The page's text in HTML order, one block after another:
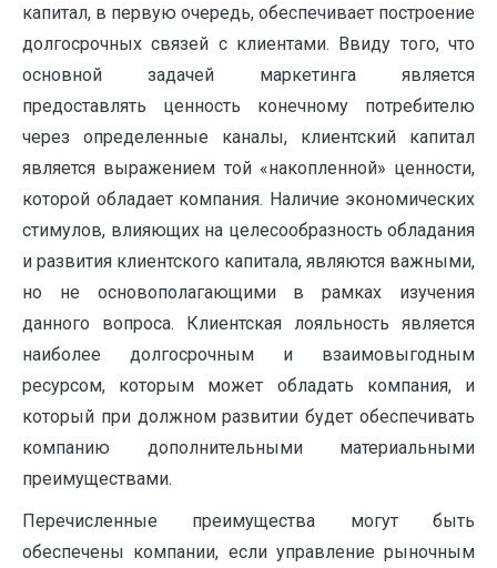
капитал, в первую очередь, обеспечивает построение
долгосрочных связей с клиентами. Ввиду того, что
основной задачей маркетинга является
предоставлять ценность конечному потребителю
через определенные каналы, клиентский капитал
является выражением той «накопленной» ценности,
которой обладает компания. Наличие экономических
стимулов, влияющих на целесообразность обладания
и развития клиентского капитала, являются важными,
но не основополагающими в рамках изучения
данного вопроса. Клиентская лояльность является
наиболее долгосрочным и взаимовыгодным
ресурсом, которым может обладать компания, и
который при должном развитии будет обеспечивать
компанию дополнительными материальными
преимуществами.
Перечисленные преимущества могут быть
обеспечены компании, если управление рыночным